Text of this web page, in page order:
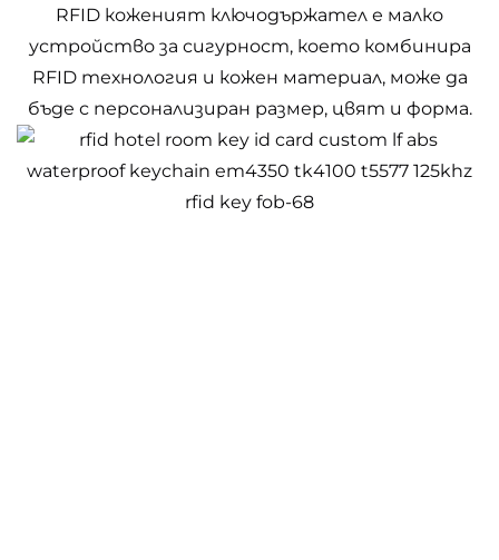
RFID коженият ключодържател е малко
устройство за сигурност, което комбинира
RFID технология и кожен материал, може да
бъде с персонализиран размер, цвят и форма.